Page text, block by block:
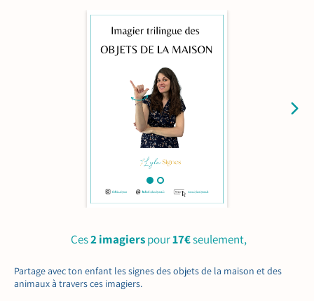
Ces2 imagierspour17€seulement,
Partage avec ton enfant les signes des objets de la maison et des
animaux à travers ces imagiers.